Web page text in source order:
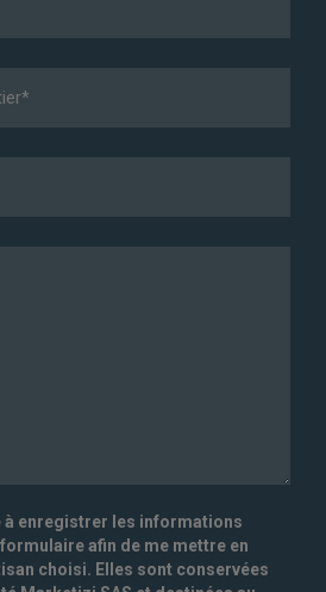
à enregistrer les informations
afin de me mettre en
choisi. Elles sont conservées